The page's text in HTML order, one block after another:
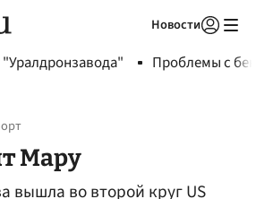
Новости
Проблемы с
Мару
вышла во второй круг US